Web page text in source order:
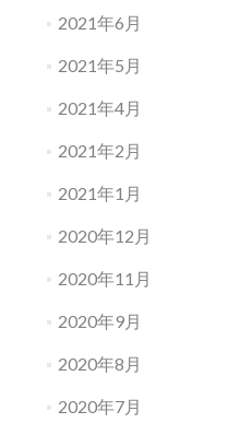
2021年6月
2021年5月
2021年4月
2021年2月
2021年1月
2020年12月
2020年11月
2020年9月
2020年8月
2020年7月